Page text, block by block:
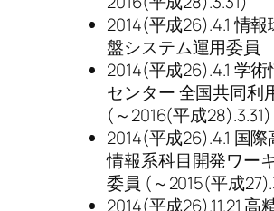
2014(平成26).4.1 情
盤システム運用委員
2014(平成26).4.1 学
センター 全国共同利
(～2016(平成28).3.31)
2014(平成26).4.1 国
情報系科目開発ワー
委員 (～2015(平成
2014(平成26).11.21